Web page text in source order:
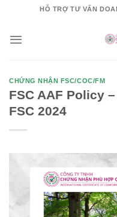
content
HỖ TRỢ TƯ VẤN
CHỨNG NHẬN FSC/COC/FM
FSC AAF Policy
FSC 2024